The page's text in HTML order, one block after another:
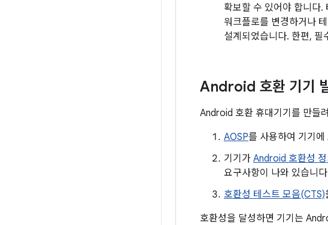
확보할 수 있어야 합니다.
워크플로를 변경하거나
설계되었습니다. 한편, 필
Android 호환 기기
Android 호환 휴대기기를 만들
AOSP를 사용하여 기기
기기가 Android 호환성 정
요구사항이 나와 있습니
호환성 테스트 모음(CTS)
호환성을 달성하면 기기는